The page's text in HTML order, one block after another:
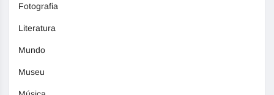
Fotografia
Literatura
Mundo
Museu